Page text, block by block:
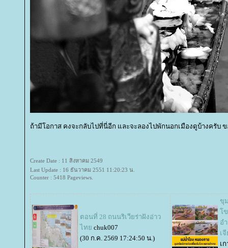
ถ้ามีโอกาส คงจะกลับไปที่นี่อีก และจะลองไปพักนอกเมืองดูบ้างครับ
Create Date : 11 สิงหาคม 2549
Last Update : 16 ธันวาคม 2551 11:20:23 น.
Counter : 5418 Pageviews.
ตอนที่ 28 ถนนริเวียร่าฝังอ่าว
ไท chuk007
(30 ก.ค. 2569 17:24:50 น.)
ขุ
ข
อ
เ
เ